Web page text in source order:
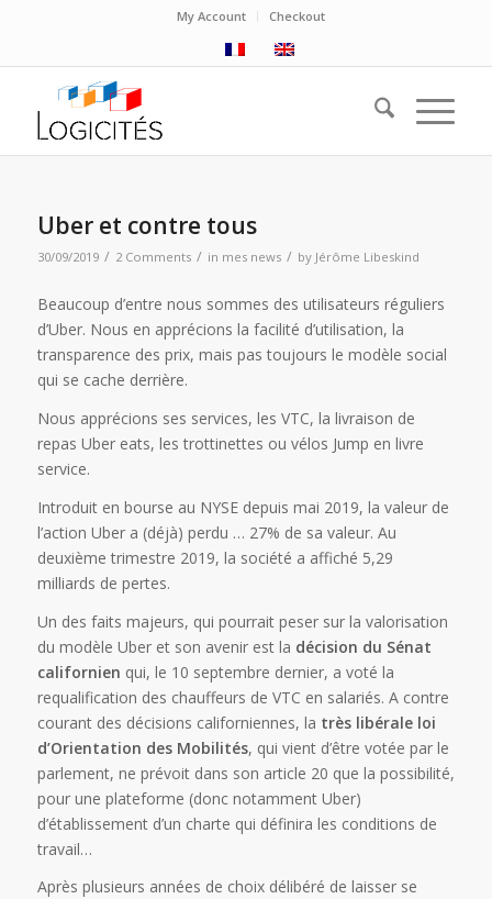
My Account Checkout
Uber et contre tous
30/09/2019 / 2 Comments / in mes news / by Jérôme Libeskind
Beaucoup d’entre nous sommes des utilisateurs réguliers
d’Uber. Nous en apprécions la facilité d’utilisation, la
transparence des prix, mais pas toujours le modèle social
qui se cache derrière.
Nous apprécions ses services, les VTC, la livraison de
repas Uber eats, les trottinettes ou vélos Jump en livre
service.
Introduit en bourse au NYSE depuis mai 2019, la valeur de
l’action Uber a (déjà) perdu … 27% de sa valeur. Au
deuxième trimestre 2019, la société a affiché 5,29
milliards de pertes.
Un des faits majeurs, qui pourrait peser sur la valorisation
du modèle Uber et son avenir est la décision du Sénat
californien qui, le 10 septembre dernier, a voté la
requalification des chauffeurs de VTC en salariés. A contre
courant des décisions californiennes, la très libérale loi
d’Orientation des Mobilités, qui vient d’être votée par le
parlement, ne prévoit dans son article 20 que la possibilité,
pour une plateforme (donc notamment Uber)
d’établissement d’un charte qui définira les conditions de
travail…
Après plusieurs années de choix délibéré de laisser se